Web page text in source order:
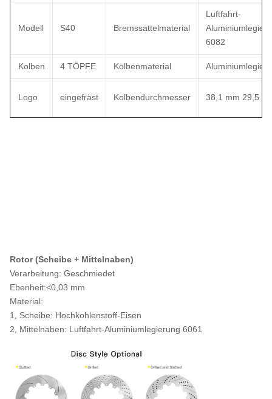
Modell S40 Bremssattelmaterial
Luftfahrt-
6082
Kolben 4 TÖPFE Kolbenmaterial
Logo eingefräst Kolbendurchmesser 38,1 mm 29,5
Rotor (Scheibe + Mittelnaben)
Verarbeitung: Geschmiedet
Ebenheit:<0,03 mm
Material:
1, Scheibe: Hochkohlenstoff-Eisen
2, Mittelnaben: Luftfahrt-Aluminiumlegierung 6061